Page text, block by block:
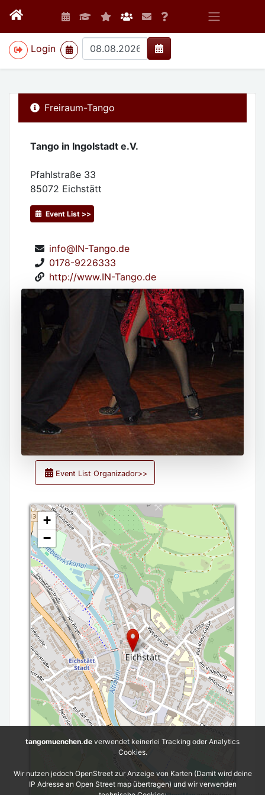
Login
>
Freiraum-Tango
Tango in Ingolstadt e.V.
Pfahlstraße 33
85072 Eichstätt
Event List >>
info@IN-Tango.de
0178-9226333
http://www.IN-Tango.de
Event List Organizador>>
+
−
tangomuenchen.de verwendet keinerlei Tracking oder Analytics
Cookies.
Wir nutzen jedoch OpenStreet zur Anzeige von Karten (Damit wird deine
IP Adresse an Open Street map übertragen) und wir verwenden